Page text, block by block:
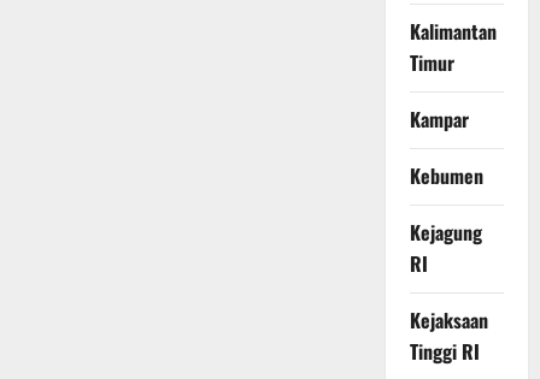
Kalimantan
Timur
Kampar
Kebumen
Kejagung
RI
Kejaksaan
Tinggi RI